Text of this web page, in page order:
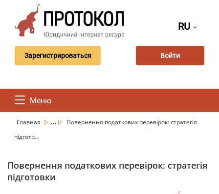
RU
Зарегистрироваться Войти
Меню
Главная ...
Повернення податкових перевірок: стратегія
підгото...
Повернення податкових перевірок: стратегія
підготовки